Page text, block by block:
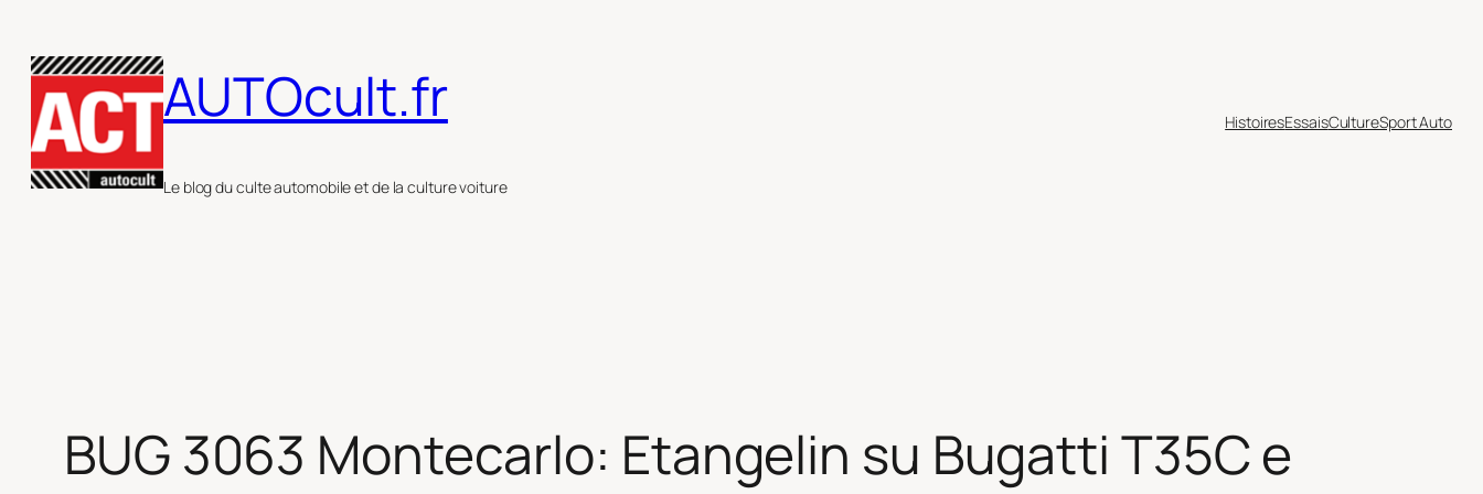
au
contenu
AUTOcult.fr
Le blog du culte automobile et de la culture voiture
HistoiresEssaisCultureSport Auto
BUG 3063 Montecarlo: Etangelin su Bugatti T35C e